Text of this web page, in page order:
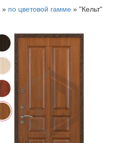
» по цветовой гамме » "Кельт"